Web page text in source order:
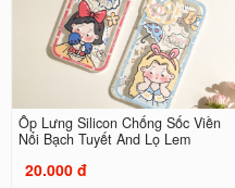
Ốp Lưng Silicon Chống Sốc Viền
Nổi Bạch Tuyết And Lọ Lem
20.000 đ